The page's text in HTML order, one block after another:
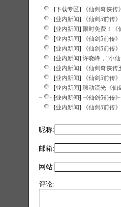
[下载专区]
《仙剑奇侠
[业内新闻]
《仙剑5前传
[业内新闻] 限时免费！《
[业内新闻]
《仙剑5前传
[业内新闻]
《仙剑5前传
[业内新闻] 许晓峰，“小
[业内新闻]
《仙剑奇侠
[业内新闻]
《仙剑5前传
[业内新闻] 瑕动流光《仙
[业内新闻] 《仙剑5前传
[业内新闻] 《仙剑5前传
昵称:
邮箱:
网站:
评论: